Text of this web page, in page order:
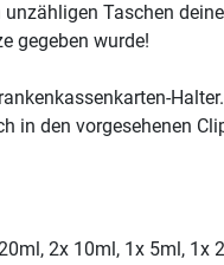
Taschen
gegeben wurde!
in den vorgesehenen
2x 10ml, 1x 5ml, 1x